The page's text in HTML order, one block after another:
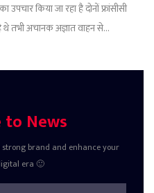
उपचार किया जा रहा है दोनों फ्रांसीसी
तभी अचानक अज्ञात वाहन से...
to News
brand and enhance your
era 🙂